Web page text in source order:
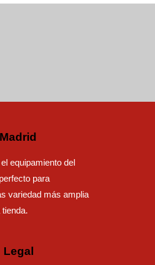
equipamiento del
para
variedad más amplia
Legal